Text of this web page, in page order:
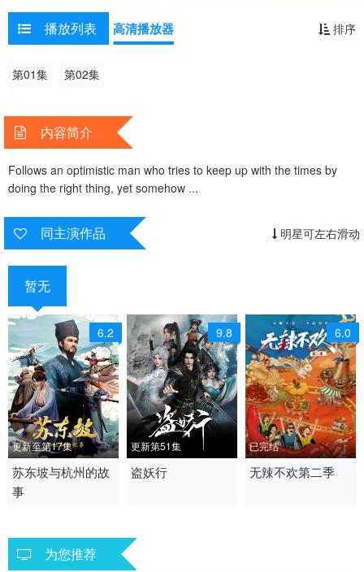
播放列表 排序
高清播放器
第01集 第02集
内容简介
Follows an optimistic man who tries to keep up with the times by
doing the right thing, yet somehow ...
同主演作品 明星可左右滑动
暂无
6.2
更新至第17集
2026 / 中国大陆 / 汉语
普通话
苏东坡与杭州的故
事
9.8
更新第51集
2026 / 中国大陆 / 汉语
产动漫
盗妖行
6.0
已完结
2026 / 中国大陆 / 汉语
无辣不欢第二季
为您推荐